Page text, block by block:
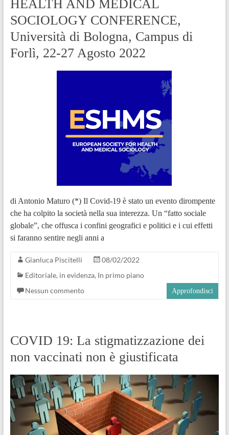
HEALTH AND MEDICAL
SOCIOLOGY CONFERENCE,
Università di Bologna, Campus di
Forlì, 22-27 Agosto 2022
di Antonio Maturo (*) Il Covid-19 è stato un evento dirompente
che ha colpito la società nella sua interezza. Un “fatto sociale
globale”, che offusca i confini geografici e politici e i cui effetti
si faranno sentire negli anni a
Gianluca Piscitelli
08/02/2022
Editoriale, in evidenza, In primo piano
Nessun commento
Approfondisci
COVID 19: La stigmatizzazione dei
non vaccinati non è giustificata